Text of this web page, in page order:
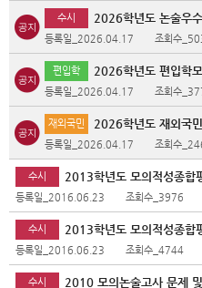
수시 2026학년도 논술우
등록일_2026.04.17 조회수
편입학 2026학년도 편입학
등록일_2026.04.17 조회수
재외국민 2026학년도 재외국
등록일_2026.04.17 조회수
수시 2013학년도 모의적성종합
등록일_2016.06.23 조회수_3976
수시 2013학년도 모의적성종합
등록일_2016.06.23 조회수_4744
수시 2010 모의논술고사 문제